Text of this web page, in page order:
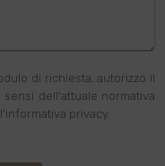
di richiesta, autorizzo il
dell'attuale normativa
privacy.